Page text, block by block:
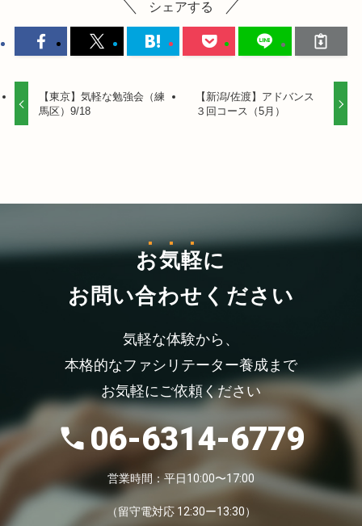
シェアする
【東京】気軽な勉強会（練
馬区）9/18
【新潟/佐渡】アドバンス
３回コース（5月）
お気軽に
お問い合わせください
気軽な体験から、
本格的なファシリテーター養成まで
お気軽にご依頼ください
06-6314-6779
営業時間：平日10:00〜17:00
（留守電対応 12:30ー13:30）